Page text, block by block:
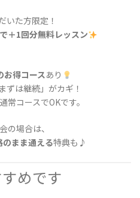
いた方限定！
＋1回分無料レッスン
お得コースあり
ずは継続」がカギ！
コースでOKです。
の場合は、
まま通える特典も♪
めです